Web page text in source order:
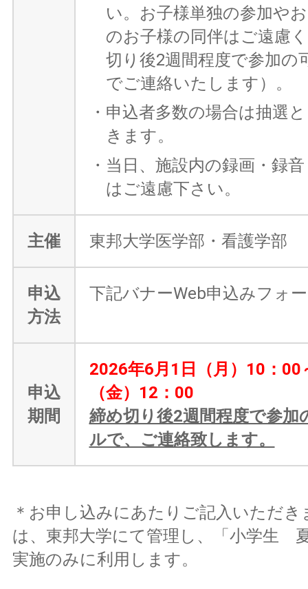
い。お子様単独の参加や
のお子様の同伴はご遠慮
切り後2週間程度で参加の
でご連絡いたします）。
・申込者多数の場合は抽選
きます。
・当日、施設内の録画・録
はご遠慮下さい。
主催 東邦大学医学部・看護学部
申込
方法
下記バナーWeb申込みフォ
申込
期間
2026年6月1日（月）10 ： 00
（金）12：00
締め切り後2週間程度で参加
ルで、ご連絡致します。
＊お申し込みにあたりご記入いただき
は、東邦大学にて管理し、「小学生
実施のみに利用します。